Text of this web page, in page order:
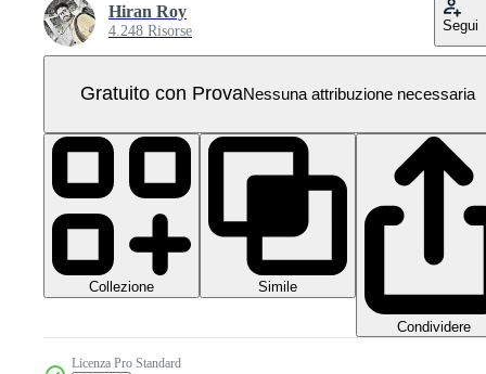
Hiran Roy
4.248 Risorse Segui
Gratuito con ProvaNessuna attribuzione necessaria
Collezione Simile
Condividere
Licenza Pro Standard